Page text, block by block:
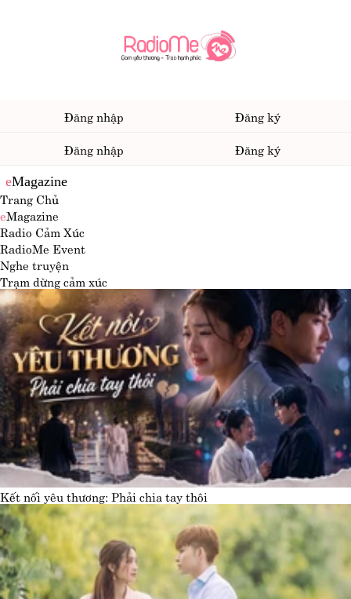
Đăng nhập
Đăng ký
Đăng nhập
Đăng ký
eMagazine
Trang Chủ
eMagazine
Radio Cảm Xúc
RadioMe Event
Nghe truyện
Trạm dừng cảm xúc
Kết nối yêu thương: Phải chia tay thôi